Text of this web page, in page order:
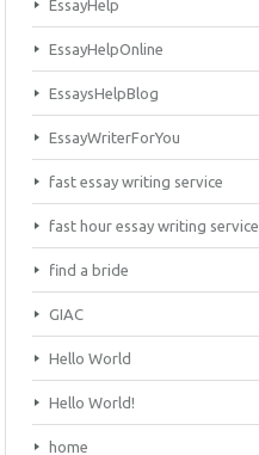
EssayHelp
EssayHelpOnline
EssaysHelpBlog
EssayWriterForYou
fast essay writing service
fast hour essay writing service
find a bride
GIAC
Hello World
Hello World!
home